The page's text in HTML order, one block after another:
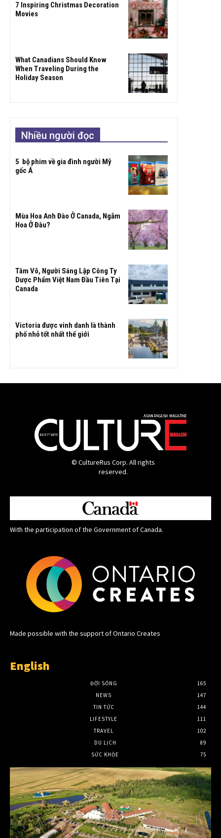
7 Inspiring Christmas Decoration
Movies
What Canadians Should Know
When Traveling During the
Holiday Season
Nhiều người đọc
5 bộ phim về gia đình người Mỹ
gốc Á
Mùa Hoa Anh Đào Ở Canada, Ngắm
Hoa Ở Đâu?
Tâm Võ, Người Sáng Lập Công Ty
Dược Phẩm Việt Nam Đầu Tiên Tại
Canada
Victoria được vinh danh là thành
phố nhỏ tốt nhất thế giới
© CultureRus Corp. All rights
reserved.
With the participation of the Government of Canada.
Made possible with the support of Ontario Creates
English
ĐỜI SỐNG
165
NEWS
147
TIN TỨC
144
LIFESTYLE
111
TRAVEL
102
DU LỊCH
89
SỨC KHỎE
75